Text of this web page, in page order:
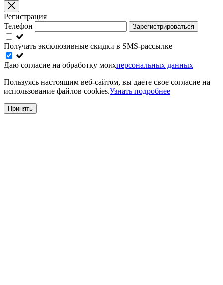
Регистрация
Телефон
Зарегистрироваться
Получать эксклюзивные скидки в SMS-рассылке
Даю согласие на обработку моихперсональных данных
Пользуясь настоящим веб-сайтом, вы даете свое согласие на
использование файлов cookies.Узнать подробнее
Принять